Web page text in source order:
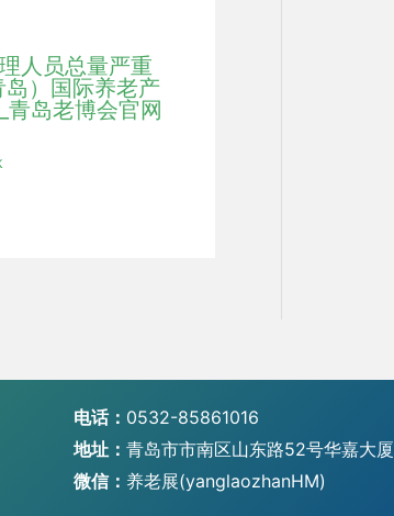
人员总量严重
）国际养老产
青岛老博会官网
电话： 0532-85861016
地址： 青岛市市南区山东路52号华嘉大厦
微信： 养老展(yanglaozhanHM)